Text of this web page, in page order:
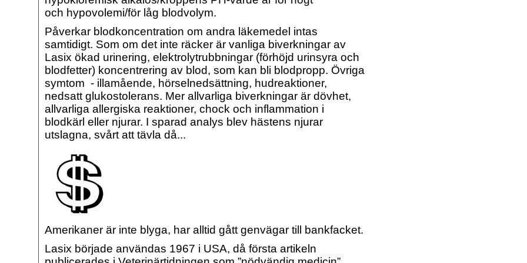
och hypovolemi/för låg blodvolym.
Påverkar blodkoncentration om andra läkemedel intas
samtidigt. Som om det inte räcker är vanliga biverkningar av
Lasix ökad urinering, elektrolytrubbningar (förhöjd urinsyra och
blodfetter) koncentrering av blod, som kan bli blodpropp. Övriga
symtom - illamående, hörselnedsättning, hudreaktioner,
nedsatt glukostolerans. Mer allvarliga biverkningar är dövhet,
allvarliga allergiska reaktioner, chock och inflammation i
blodkärl eller njurar. I sparad analys blev hästens njurar
utslagna, svårt att tävla då...
Amerikaner är inte blyga, har alltid gått genvägar till bankfacket.
Lasix började användas 1967 i USA, då första artikeln